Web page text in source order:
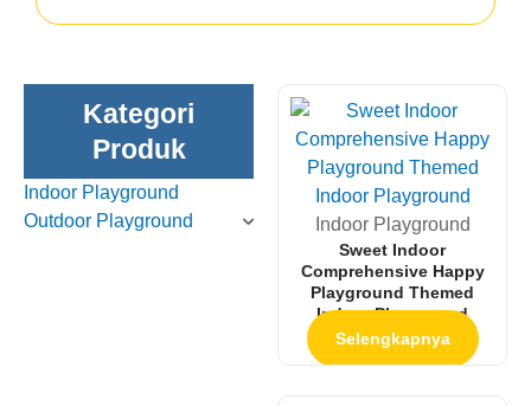
Kategori
Produk
Indoor Playground
Outdoor Playground
Indoor Playground
Sweet Indoor
Comprehensive Happy
Playground Themed
Indoor Playground
Selengkapnya